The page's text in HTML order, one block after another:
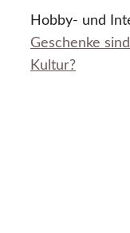
Hobby- und
Geschenke
Kultur?